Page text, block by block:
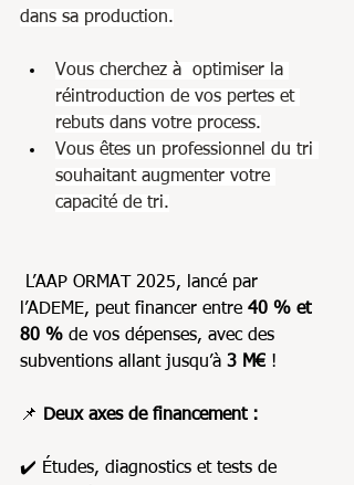
dans sa production.
Vous cherchez à  optimiser la
réintroduction de vos pertes et
rebuts dans votre process.
Vous êtes un professionnel du tri
souhaitant augmenter votre
capacité de tri.
l’ADEME, peut financer entre 40 % et
80 % de vos dépenses, avec des
subventions allant jusqu’à 3 M€ !
📌 Deux axes de financement :
✔️ Études, diagnostics et tests de